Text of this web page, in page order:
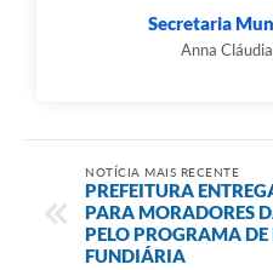
Secretaria
Anna
NOTÍCIA MAIS RECENTE
PREFEITURA
PARA MORADORES
PELO PROGRAMA
FUNDIÁRIA